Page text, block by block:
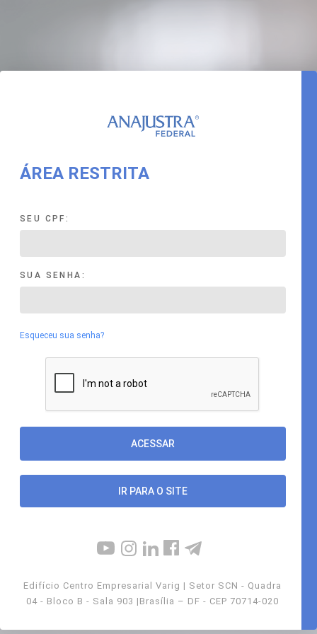
ÁREA RESTRITA
SEU CPF:
SUA SENHA:
Esqueceu sua senha?
IR PARA O SITE
Edifício Centro Empresarial Varig | Setor SCN - Quadra
04 - Bloco B - Sala 903 |Brasília – DF - CEP 70714-020